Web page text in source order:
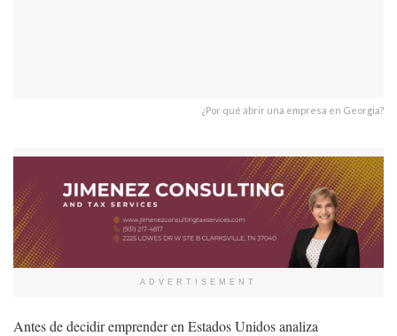
¿Por qué abrir una empresa en Georgia?
ADVERTISEMENT
Antes de decidir emprender en Estados Unidos analiza